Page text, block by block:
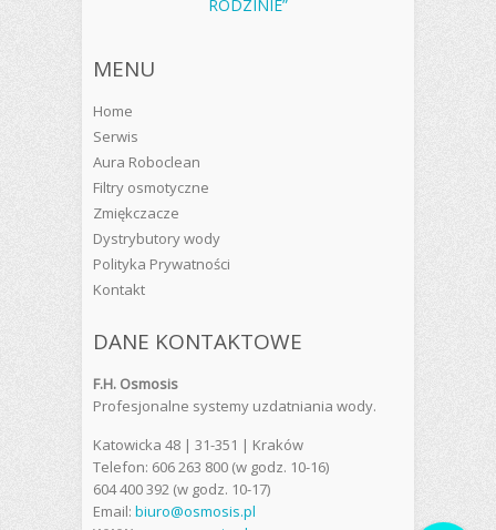
RODZINIE”
MENU
Home
Serwis
Aura Roboclean
Filtry osmotyczne
Zmiękczacze
Dystrybutory wody
Polityka Prywatności
Kontakt
DANE KONTAKTOWE
F.H. Osmosis
Profesjonalne systemy uzdatniania wody.
Katowicka 48 | 31-351 | Kraków
Telefon: 606 263 800 (w godz. 10-16)
604 400 392 (w godz. 10-17)
Email: biuro@osmosis.pl